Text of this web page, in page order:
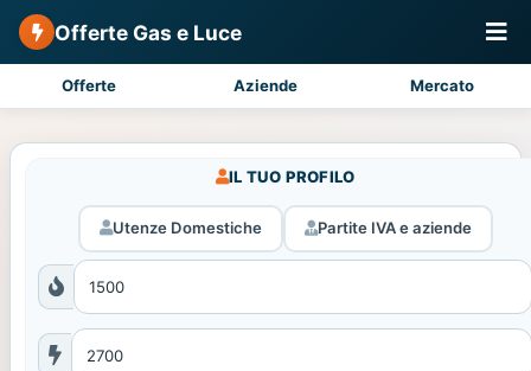
Offerte Gas e Luce
Offerte Aziende Mercato
IL TUO PROFILO
Utenze Domestiche Partite IVA e aziende